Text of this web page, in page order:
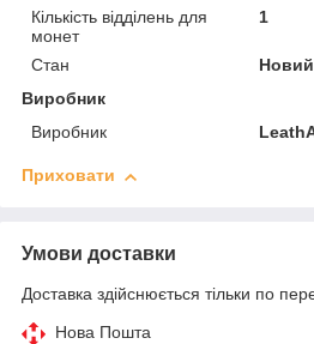
Кількість відділень для
монет
1
Стан
Новий
Виробник
Виробник
Приховати
Умови доставки
Доставка здійснюється тільки по
Нова Пошта